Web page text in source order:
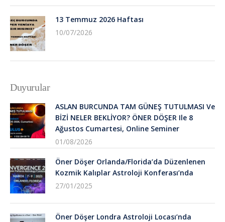
13 Temmuz 2026 Haftası
10/07/2026
Duyurular
ASLAN BURCUNDA TAM GÜNEŞ TUTULMASI Ve
BİZİ NELER BEKLİYOR? ÖNER DÖŞER Ile 8
Ağustos Cumartesi, Online Seminer
01/08/2026
Öner Döşer Orlanda/Florida’da Düzenlenen
Kozmik Kalıplar Astroloji Konferası’nda
27/01/2025
Öner Döşer Londra Astroloji Locası’nda